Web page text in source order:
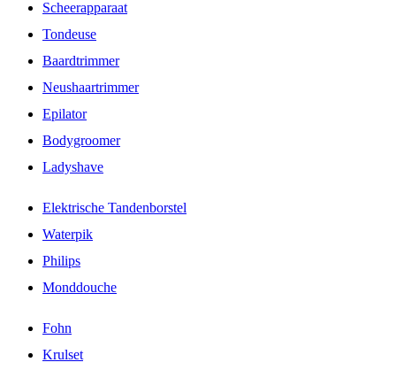
Scheerapparaat
Tondeuse
Baardtrimmer
Neushaartrimmer
Epilator
Bodygroomer
Ladyshave
Elektrische Tandenborstel
Waterpik
Philips
Monddouche
Fohn
Krulset